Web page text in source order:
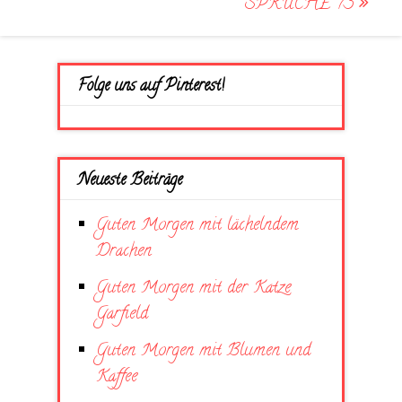
Folge uns auf Pinterest!
Neueste Beiträge
Guten Morgen mit lächelndem
Drachen
Guten Morgen mit der Katze
Garfield
Guten Morgen mit Blumen und
Kaffee